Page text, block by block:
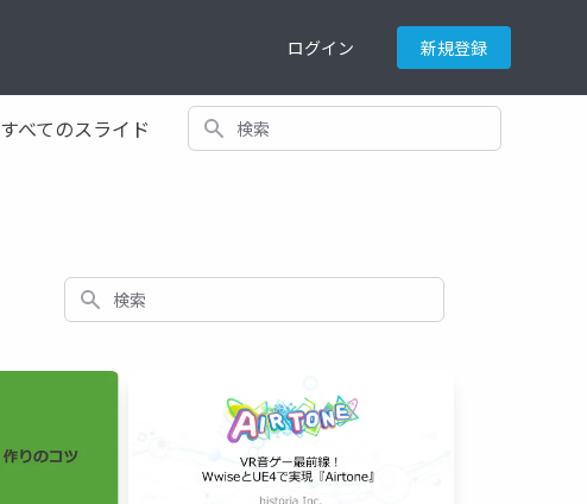
ログイン 新規登録
すべてのスライド 検索
検索